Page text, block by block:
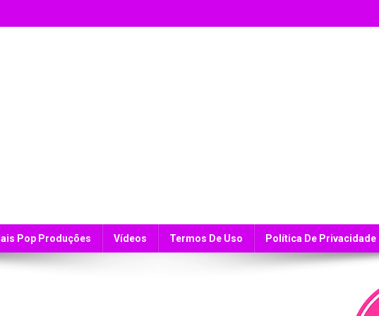
Pop Produções Vídeos Termos De Uso Política De Privacidade